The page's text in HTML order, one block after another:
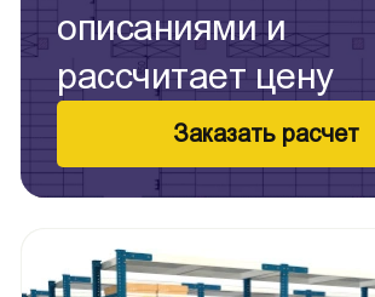
описаниями и
рассчитает цену
Заказать расчет